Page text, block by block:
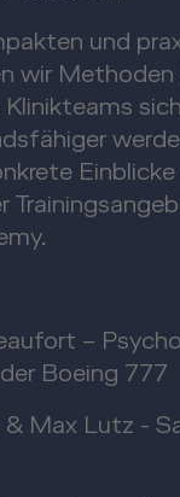
und
wir Methoden
Einblicke
–
Boeing 777
& Max Lutz -